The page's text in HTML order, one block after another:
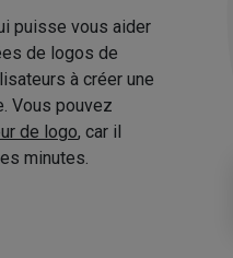
puisse vous aider
de logos de
à créer une
Vous pouvez
de logo, car il
minutes.